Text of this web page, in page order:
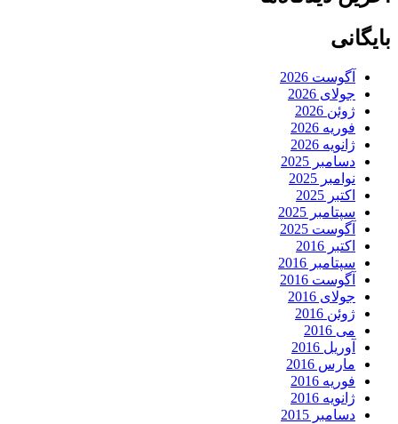
بایگانی
آگوست 2026
جولای 2026
ژوئن 2026
فوریه 2026
ژانویه 2026
دسامبر 2025
نوامبر 2025
اکتبر 2025
سپتامبر 2025
آگوست 2025
اکتبر 2016
سپتامبر 2016
آگوست 2016
جولای 2016
ژوئن 2016
می 2016
آوریل 2016
مارس 2016
فوریه 2016
ژانویه 2016
دسامبر 2015